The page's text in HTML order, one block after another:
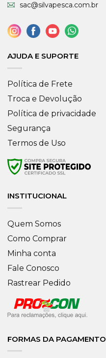
sac@silvapesca.com.br
AJUDA E SUPORTE
Política de Frete
Troca e Devolução
Política de privacidade
Segurança
Termos de Uso
INSTITUCIONAL
Quem Somos
Como Comprar
Minha conta
Fale Conosco
Rastrear Pedido
FORMAS DA PAGAMENTO